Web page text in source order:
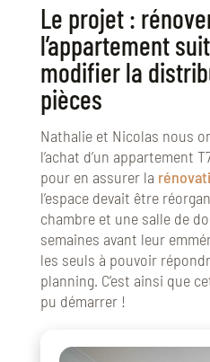
Le projet :
l’appartement
modifier la
pièces
Nathalie et Nicolas nous
l’achat d’un appartement
pour en assurer la
l’espace devait être
chambre et une salle de
semaines avant leur
les seuls à pouvoir
planning. C’est ainsi que
pu démarrer !